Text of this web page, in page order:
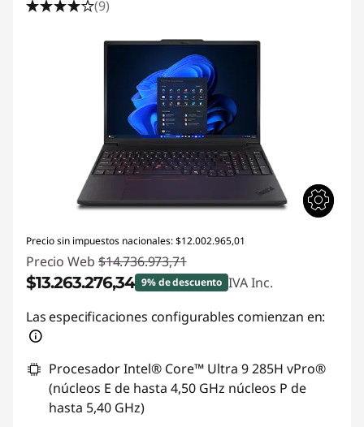
(9)
Precio sin impuestos nacionales: $12.002.965,01
Precio Web $14.736.973,71
$13.263.276,34 9% de descuento IVA Inc.
Descuento prod (inc IVA) :-$1.473.697,37
Las especificaciones configurables comienzan en:
Procesador Intel® Core™ Ultra 9 285H vPro®
(núcleos E de hasta 4,50 GHz núcleos P de
hasta 5,40 GHz)